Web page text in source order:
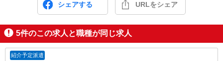
シェアする URLをシェア
5件のこの求人と職種が同じ求人
紹介予定派遣